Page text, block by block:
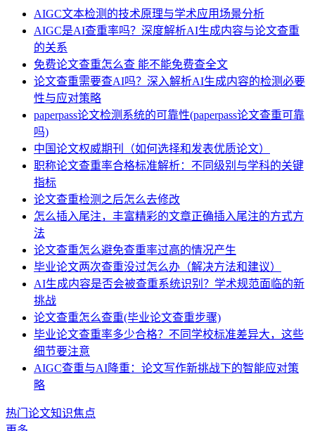
AIGC文本检测的技术原理与学术应用场景分析
AIGC是AI查重率吗？深度解析AI生成内容与论文查重
的关系
免费论文查重怎么查 能不能免费查全文
论文查重需要查AI吗？深入解析AI生成内容的检测必要
性与应对策略
paperpass论文检测系统的可靠性(paperpass论文查重可靠
吗)
中国论文权威期刊（如何选择和发表优质论文）
职称论文查重率合格标准解析：不同级别与学科的关键
指标
论文查重检测之后怎么去修改
怎么插入尾注，丰富精彩的文章正确插入尾注的方式方
法
论文查重怎么避免查重率过高的情况产生
毕业论文两次查重没过怎么办（解决方法和建议）
AI生成内容是否会被查重系统识别？学术规范面临的新
挑战
论文查重怎么查重(毕业论文查重步骤)
毕业论文查重率多少合格？不同学校标准差异大，这些
细节要注意
AIGC查重与AI降重：论文写作新挑战下的智能应对策
略
热门论文知识焦点